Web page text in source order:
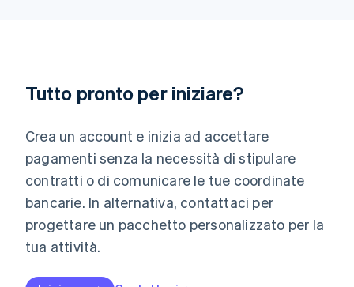
Tutto pronto per iniziare?
Crea un account e inizia ad accettare
pagamenti senza la necessità di stipulare
contratti o di comunicare le tue coordinate
bancarie. In alternativa, contattaci per
progettare un pacchetto personalizzato per la
tua attività.
Lituania
Lussemburgo
Deutsch English
Malaysia
English 简体中文
Malta
Messico
EspañolEnglish
English